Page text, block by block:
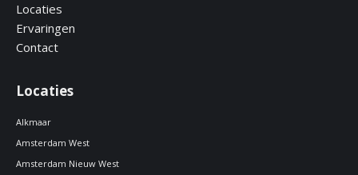
Locaties
Ervaringen
Contact
Locaties
Alkmaar
Amsterdam West
Amsterdam Nieuw West